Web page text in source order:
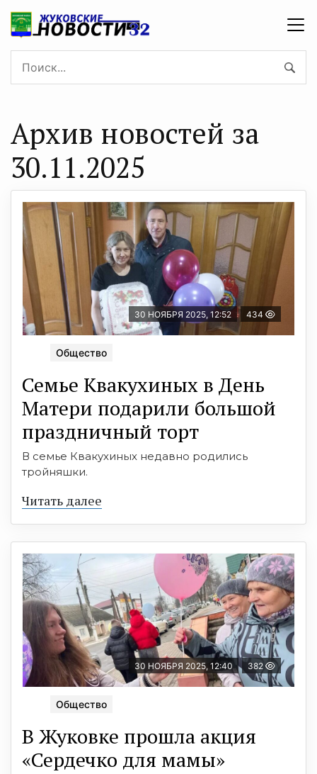
Архив новостей за
30.11.2025
30 НОЯБРЯ 2025, 12:52 434
Общество
Семье Квакухиных в День
Матери подарили большой
праздничный торт
В семье Квакухиных недавно родились
тройняшки.
Читать далее
30 НОЯБРЯ 2025, 12:40 382
Общество
В Жуковке прошла акция
«Сердечко для мамы»